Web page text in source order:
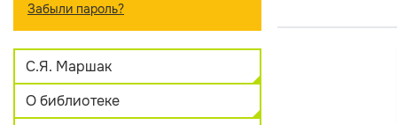
Забыли пароль?
С.Я. Маршак
О библиотеке